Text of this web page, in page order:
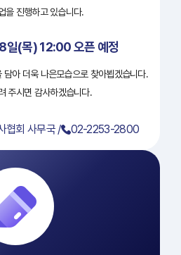
을 진행하고 있습니다.
(목) 12:00 오픈 예정
아 더욱 나은모습으로 찾아뵙겠습니다.
주시면 감사하겠습니다.
협회 사무국 / 02-2253-2800